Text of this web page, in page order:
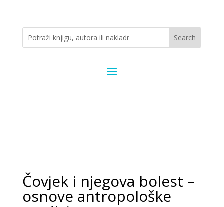
Čovjek i njegova bolest –
osnove antropološke